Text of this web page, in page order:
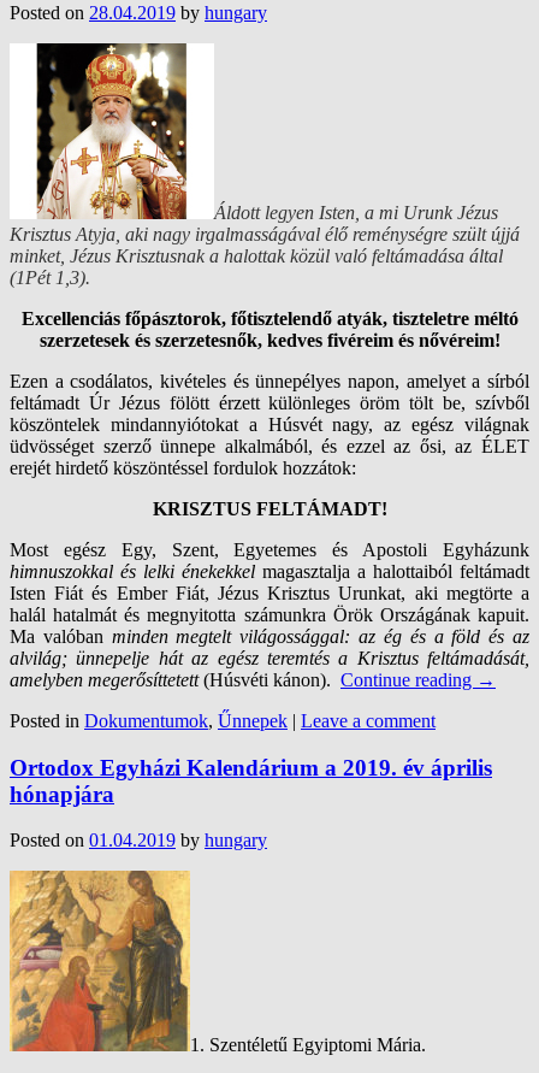
Posted on 28.04.2019 by hungary
Áldott legyen Isten, a mi Urunk Jézus
Krisztus Atyja, aki nagy irgalmasságával élő reménységre szült újjá
minket, Jézus Krisztusnak a halottak közül való feltámadása által
(1Pét 1,3).
Excellenciás főpásztorok, főtisztelendő atyák, tiszteletre méltó
szerzetesek és szerzetesnők, kedves fivéreim és nővéreim!
Ezen a csodálatos, kivételes és ünnepélyes napon, amelyet a sírból
feltámadt Úr Jézus fölött érzett különleges öröm tölt be, szívből
köszöntelek mindannyiótokat a Húsvét nagy, az egész világnak
üdvösséget szerző ünnepe alkalmából, és ezzel az ősi, az ÉLET
erejét hirdető köszöntéssel fordulok hozzátok:
KRISZTUS FELTÁMADT!
Most egész Egy, Szent, Egyetemes és Apostoli Egyházunk
himnuszokkal és lelki énekekkel magasztalja a halottaiból feltámadt
Isten Fiát és Ember Fiát, Jézus Krisztus Urunkat, aki megtörte a
halál hatalmát és megnyitotta számunkra Örök Országának kapuit.
Ma valóban minden megtelt világossággal: az ég és a föld és az
alvilág; ünnepelje hát az egész teremtés a Krisztus feltámadását,
amelyben megerősíttetett(Húsvéti kánon). Continue reading →
Posted in Dokumentumok, Űnnepek | Leave a comment
Ortodox Egyházi Kalendárium a 2019. év április
hónapjára
Posted on 01.04.2019 by hungary
1. Szentéletű Egyiptomi Mária.